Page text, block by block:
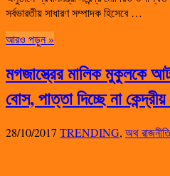
সর্বভারতীয় সাধারণ সম্পাদক হিসেবে …
আরও পড়ুন »
মগজাস্ত্রের মালিক মুকুলকে
বোস, পাত্তা দিচ্ছে না
28/10/2017 TRENDING, অথ